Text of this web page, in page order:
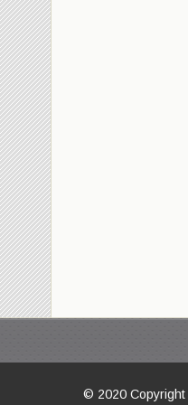
© 2020 Copyright